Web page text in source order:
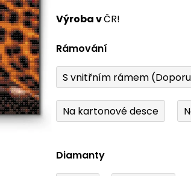
Výroba vČR!
Rámování
S vnitřním rámem
Na kartonové desce
Diamanty